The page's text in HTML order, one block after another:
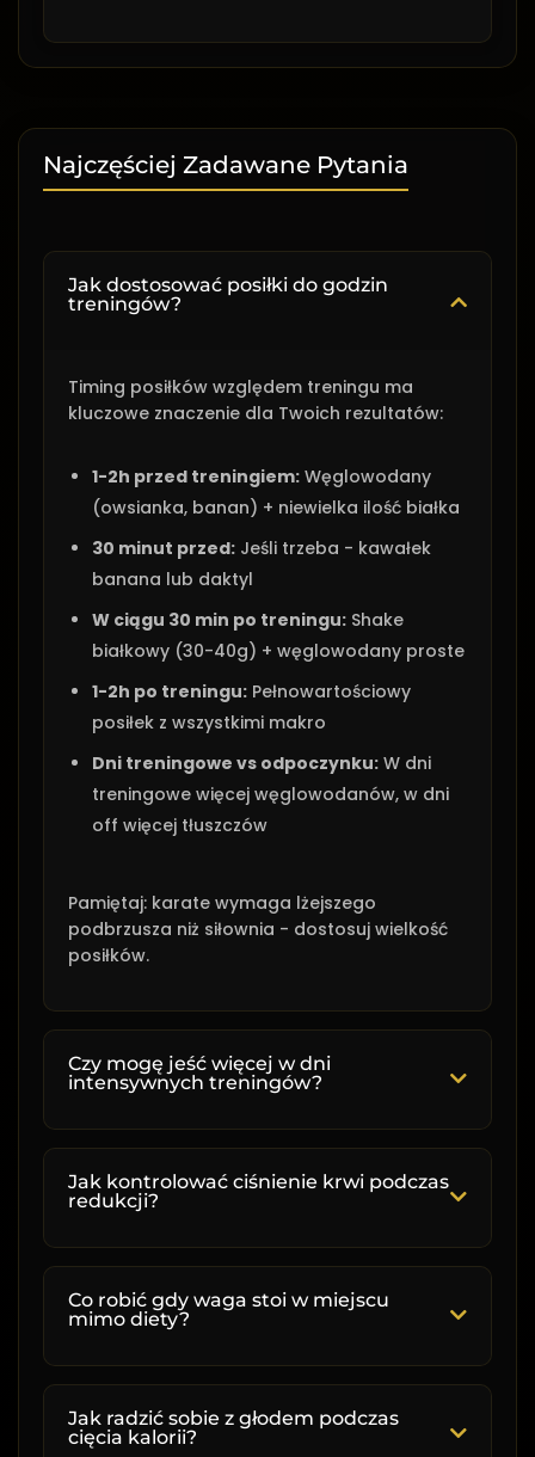
Najczęściej Zadawane Pytania
Jak dostosować posiłki do godzin
treningów?
Timing posiłków względem treningu ma
kluczowe znaczenie dla Twoich rezultatów:
1-2h przed treningiem: Węglowodany
(owsianka, banan) + niewielka ilość białka
30 minut przed: Jeśli trzeba - kawałek
banana lub daktyl
W ciągu 30 min po treningu: Shake
białkowy (30-40g) + węglowodany proste
1-2h po treningu: Pełnowartościowy
posiłek z wszystkimi makro
Dni treningowe vs odpoczynku: W dni
treningowe więcej węglowodanów, w dni
off więcej tłuszczów
Pamiętaj: karate wymaga lżejszego
podbrzusza niż siłownia - dostosuj wielkość
posiłków.
Czy mogę jeść więcej w dni
intensywnych treningów?
Tak, w dni treningowych możesz zrobić
drobne korekty, ale zachowaj kontrolę:
węglowodanów po treningu
Dni karate: +50-100 kcal, focus na
elektrolitach i hydracji
rozłożone na 2 dodatkowe przekąski
Dni odpoczynku:
Jak kontrolować ciśnienie krwi podczas
redukcji?
Przy Twoim nadciśnieniu wymagana jest
szczególna ostrożność podczas redukcji:
przetworzonej żywności
Potas:Zwiększ spożycie - banany,
pomidory, szpinak, awokado
Co robić gdy waga stoi w miejscu
mimo diety?
W rekompozyji waga może "stać" przy
jednoczesnej poprawie składu ciała:
Jak radzić sobie z głodem podczas
cięcia kalorii?